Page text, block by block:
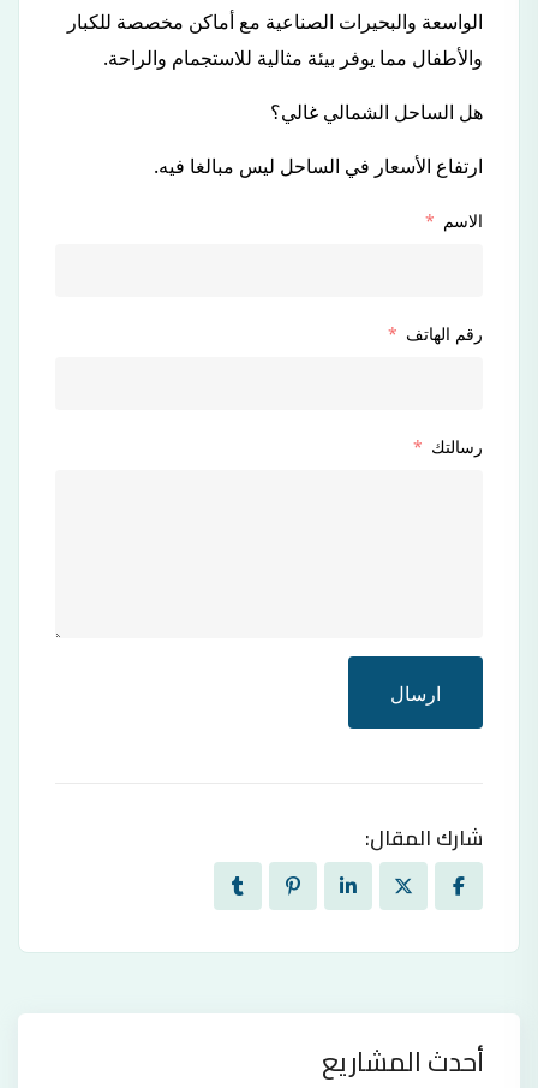
الواسعة والبحيرات الصناعية مع أماكن مخصصة للكبار
والأطفال مما يوفر بيئة مثالية للاستجمام والراحة.
هل الساحل الشمالي غالي؟
ارتفاع الأسعار في الساحل ليس مبالغا فيه.
الاسم
رقم الهاتف
رسالتك
ارسال
شارك المقال:
أحدث المشاريع